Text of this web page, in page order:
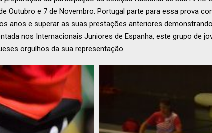
Outubro e 7 de Novembro. Portugal parte para essa prova
anos e superar as suas prestações anteriores
nos Internacionais Juniores de Espanha, este grupo de
orgulhos da sua representação.